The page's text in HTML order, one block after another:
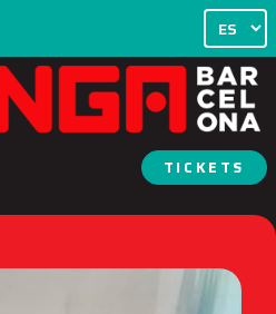
TICKETS